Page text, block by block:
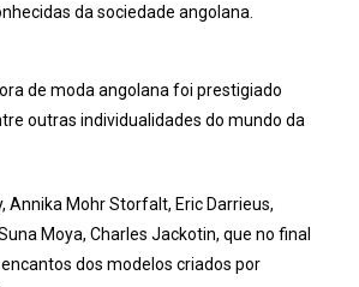
da sociedade angolana.
de moda angolana foi prestigiado
outras individualidades do mundo da
Annika Mohr Storfalt, Eric Darrieus,
Moya, Charles Jackotin, que no final
dos modelos criados por